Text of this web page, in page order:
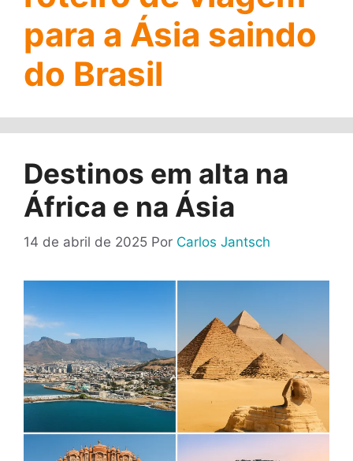
para a Ásia saindo
do Brasil
Destinos em alta na
África e na Ásia
14 de abril de 2025 Por Carlos Jantsch